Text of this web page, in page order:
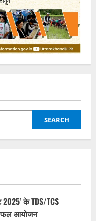
SEARCH
के TDS/TCS
सफल आयोजन